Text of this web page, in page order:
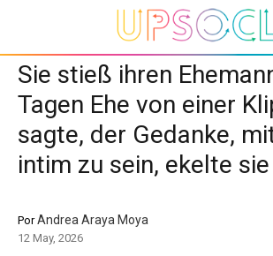
Sie stieß ihren
Tagen Ehe von einer
sagte, der Gedanke,
intim zu sein, ekelte
PorAndrea Araya Moya
12 May, 2026